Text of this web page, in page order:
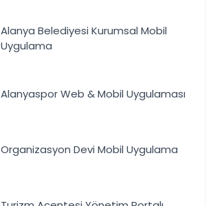
Alanya Belediyesi Kurumsal Mobil
Uygulama
Alanyaspor Web & Mobil Uygulaması
Organizasyon Devi Mobil Uygulama